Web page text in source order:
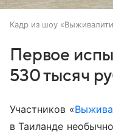
Кадр из шоу
Первое
530 тысяч
Участников «
в Таиланде